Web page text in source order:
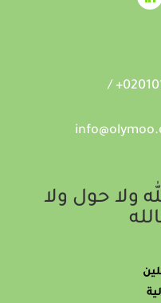
الدعم الفني: 0201011211065+ /
ولا حول ولا